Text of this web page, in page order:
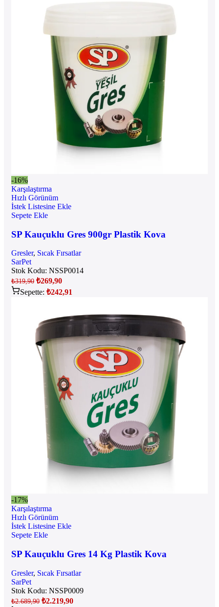
-16%
Karşılaştırma
Hızlı Görünüm
İstek Listesine Ekle
Sepete Ekle
SP Kauçuklu Gres 900gr Plastik Kova
Gresler, Sıcak Fırsatlar
SarPet
Stok Kodu: NSSP0014
₺319,90 ₺269,90
Sepette: ₺242,91
-17%
Karşılaştırma
Hızlı Görünüm
İstek Listesine Ekle
Sepete Ekle
SP Kauçuklu Gres 14 Kg Plastik Kova
Gresler, Sıcak Fırsatlar
SarPet
Stok Kodu: NSSP0009
₺2.689,90 ₺2.219,90